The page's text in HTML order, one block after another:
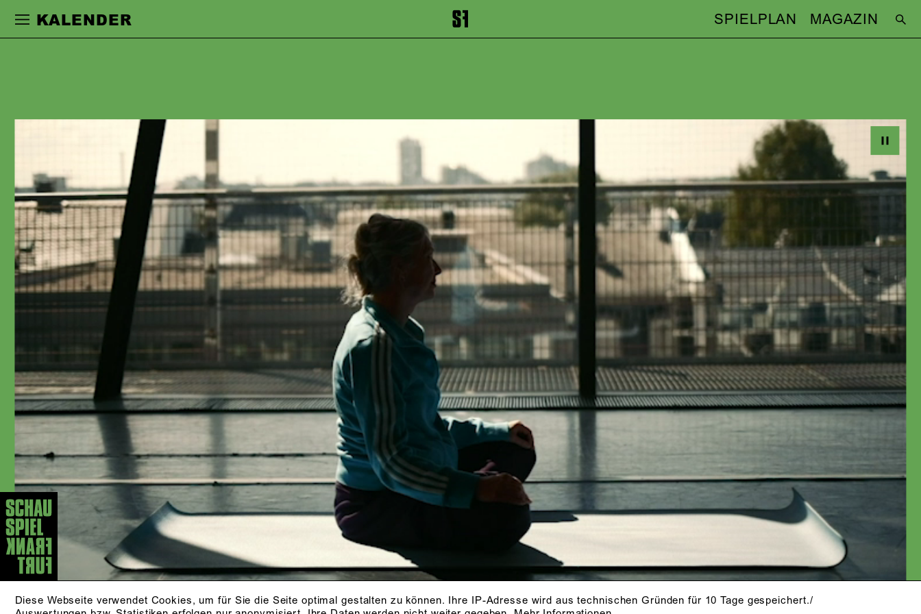
Zur Hauptnavigation springen Zum Footer springen
KALENDER SPIELPLAN MAGAZIN
Diese Webseite verwendet Cookies, um für Sie die Seite optimal gestalten zu können. Ihre IP-Adresse wird aus technischen Gründen für 10 Tage gespeichert./
Hochschule für Musik und Darstellende
Kunst in Hamburg. Es folgten
Engagements in Gießen, Mainz,
Düsseldorf und Leipzig. Seit der
Spielzeit 2009/10 ist sie
Ensemblemitglied am Schauspiel
Frankfurt, wo sie u.a. mit Karin Henkel,
Jürgen Kruse, Johanna Wehner,
Christina Tscharyiski, Lilja Rupprecht
und David Bösch zusammenarbeitete.
Bei den Hessischen Theatertagen 2019
erhielt sie für ihre darstellerische
Leistung als Mutter Linde in
»räuber.schuldenreich« den Preis in der
Kategorie Beste:r Schauspieler:in.
03.10.​
EINES LANGEN TAGES REISE
IN DIE NACHT
von Eugene O‘Neill
Aus dem Englischen von Michael
Walther
ZUR PRODUKTION
18.09./​25.09.​
DER AUFHALTSAME
AUFSTIEG DES ARTURO UI
ICH FINDE, DASS ES WICHTIG
IST, EINE VIELZAHL VON
SCHRITTEN ZU TUN.